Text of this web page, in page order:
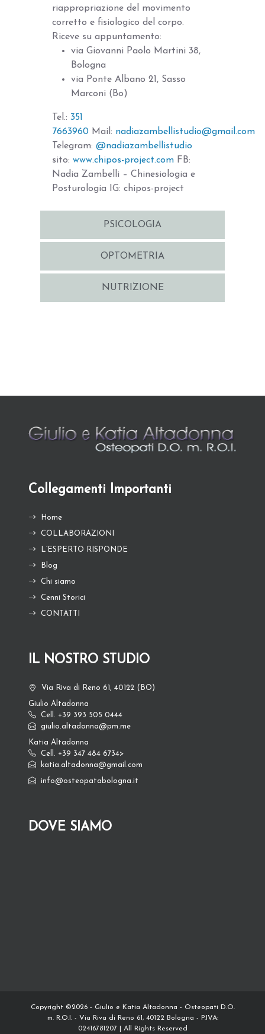
PSICOLOGIA
OPTOMETRIA
NUTRIZIONE
riappropriazione del movimento
corretto e fisiologico del corpo.
Riceve su appuntamento:
via Giovanni Paolo Martini 38,
Bologna
via Ponte Albano 21, Sasso
Marconi (Bo)
Tel.: 351
7663960 Mail: nadiazambellistudio@gmail.com
Telegram: @nadiazambellistudio
sito: www.chipos-project.com FB:
Nadia Zambelli – Chinesiologia e
Posturologia IG: chipos-project
Collegamenti Importanti
Home
COLLABORAZIONI
L’ESPERTO RISPONDE
Blog
Chi siamo
Cenni Storici
CONTATTI
IL NOSTRO STUDIO
Via Riva di Reno 61, 40122 (BO)
Giulio Altadonna
Cell. +39 393 505 0444
giulio.altadonna@pm.me
Katia Altadonna
Cell. +39 347 484 6734>
katia.altadonna@gmail.com
info@osteopatabologna.it
DOVE SIAMO
Copyright ©2026 - Giulio e Katia Altadonna - Osteopati D.O.
m. R.O.I. - Via Riva di Reno 61, 40122 Bologna - P.IVA:
02416781207 | All Rights Reserved